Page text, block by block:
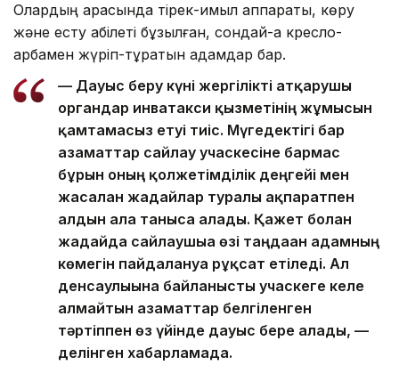
Олардың арасында тірек-қимыл аппараты, көру
және есту қабілеті бұзылған, сондай-ақ кресло-
арбамен жүріп-тұратын адамдар бар.
— Дауыс беру күні жергілікті атқарушы
органдар инватакси қызметінің жұмысын
қамтамасыз етуі тиіс. Мүгедектігі бар
азаматтар сайлау учаскесіне бармас
бұрын оның қолжетімділік деңгейі мен
жасалған жағдайлар туралы ақпаратпен
алдын ала таныса алады. Қажет болған
жағдайда сайлаушыға өзі таңдаған адамның
көмегін пайдалануға рұқсат етіледі. Ал
денсаулығына байланысты учаскеге келе
алмайтын азаматтар белгіленген
тәртіппен өз үйінде дауыс бере алады, —
делінген хабарламада.